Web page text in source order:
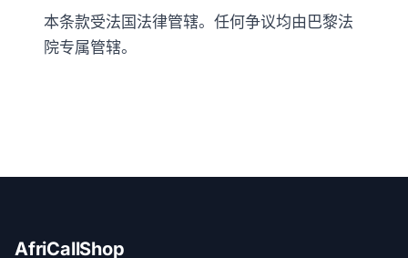
本条款受法国法律管辖。任何争议均由巴黎法
院专属管辖。
AfriCallShop